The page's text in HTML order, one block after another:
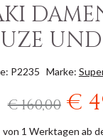
P2235 Marke:
€ 160,00 €
1 Werktagen ab